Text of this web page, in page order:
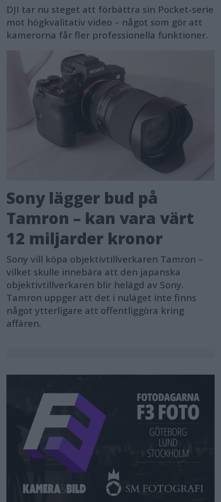
DJI tar nu steget att förbättra sin Pocket-serie
mot högkvalitativ video – något som gör att
kamerorna får fler professionella funktioner.
Sony lägger bud på
Tamron – kan vara värt
12 miljarder kronor
Sony vill köpa objektivtillverkaren Tamron –
vilket skulle innebära att den japanska
objektivtillverkaren blir helägd av Sony.
Tamron uppger att det i nuläget inte finns
något ytterligare att offentliggöra kring
affären.